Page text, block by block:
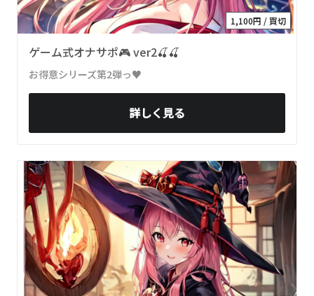
1,100円 / 買切
ゲーム式オナサポ🎮 ver2🍒🍒
お得意シリーズ第2弾っ♥
詳しく見る